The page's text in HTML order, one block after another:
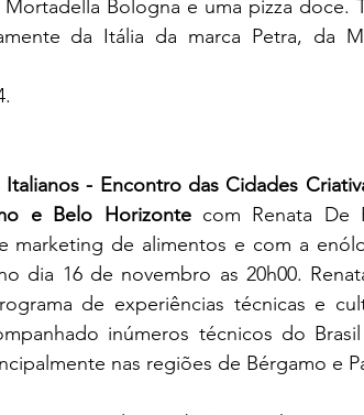
Bologna e uma pizza doce.
da Itália da marca Petra, da
- Encontro das Cidades
e Belo Horizonte com Renata De
marketing de alimentos e com a
dia 16 de novembro as 20h00.
de experiências técnicas e
inúmeros técnicos do
nas regiões de Bérgamo e